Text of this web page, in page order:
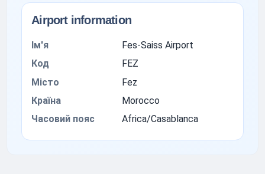
Airport information
Ім'я
Fes-Saiss Airport
Код
FEZ
Місто
Fez
Країна
Morocco
Часовий пояс
Africa/Casablanca